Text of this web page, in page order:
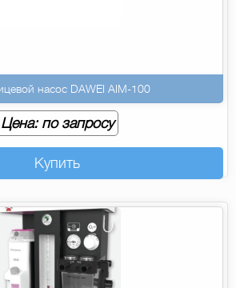
насос DAWEI AIM-100
Цена: по запросу
Купить